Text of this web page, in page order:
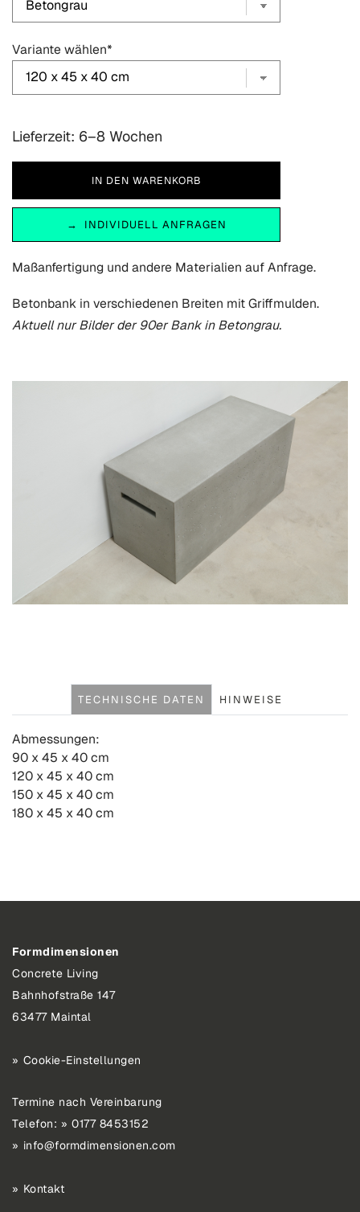
Variante wählen*
Lieferzeit: 6–8 Wochen
INDIVIDUELL ANFRAGEN
Maßanfertigung und andere Materialien auf Anfrage.
Betonbank in verschiedenen Breiten mit Griffmulden.
Aktuell nur Bilder der 90er Bank in Betongrau.
TECHNISCHE DATEN HINWEISE
Abmessungen:
90 x 45 x 40 cm
120 x 45 x 40 cm
150 x 45 x 40 cm
180 x 45 x 40 cm
Formdimensionen
Concrete Living
Bahnhofstraße 147
63477 Maintal
Cookie-Einstellungen
Termine nach Vereinbarung
Telefon:
0177 8453152
info@formdimensionen.com
Kontakt